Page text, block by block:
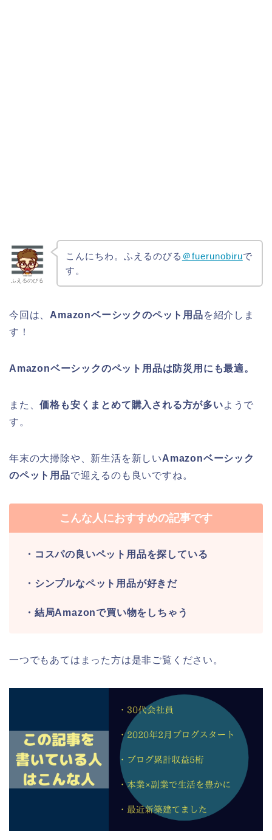
ふえるのびる
こんにちわ。ふえるのびる ＠fuerunobiruで
す。
今回は、 Amazonベーシックのペット用品を紹介しま
す！
Amazonベーシックのペット用品は防災用にも最適。
また、価格も安くまとめて購入される方が多いようで
す。
年末の大掃除や、新生活を新しいAmazonベーシック
のペット用品で迎えるのも良いですね。
こんな人におすすめの記事です
・コスパの良いペット用品を探している
・シンプルなペット用品が好きだ
・結局Amazonで買い物をしちゃう
一つでもあてはまった方は是非ご覧ください。